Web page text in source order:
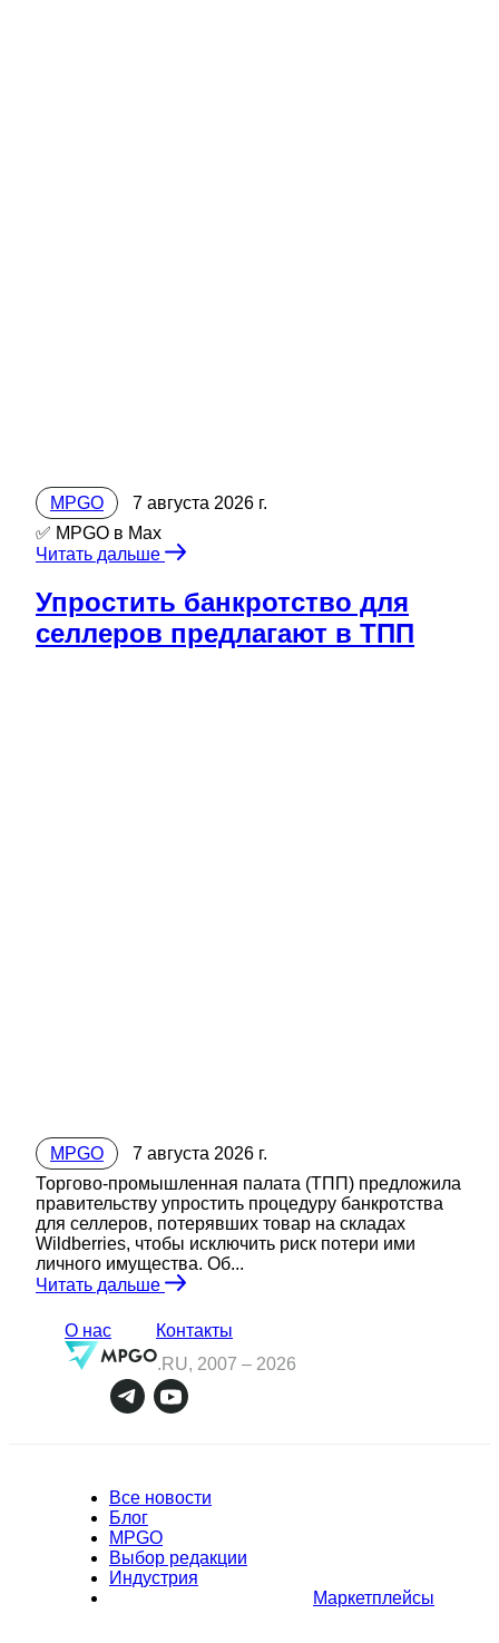
MPGO
7 августа 2026 г.
✅ MPGO в Мах
Читать дальше
Упростить банкротство для
селлеров предлагают в ТПП
MPGO
7 августа 2026 г.
Торгово-промышленная палата (ТПП) предложила
правительству упростить процедуру банкротства
для селлеров, потерявших товар на складах
Wildberries, чтобы исключить риск потери ими
личного имущества. Об...
Читать дальше
О нас
Контакты
.RU, 2007 – 2026
Все новости
Блог
MPGO
Выбор редакции
Индустрия
Маркетплейсы